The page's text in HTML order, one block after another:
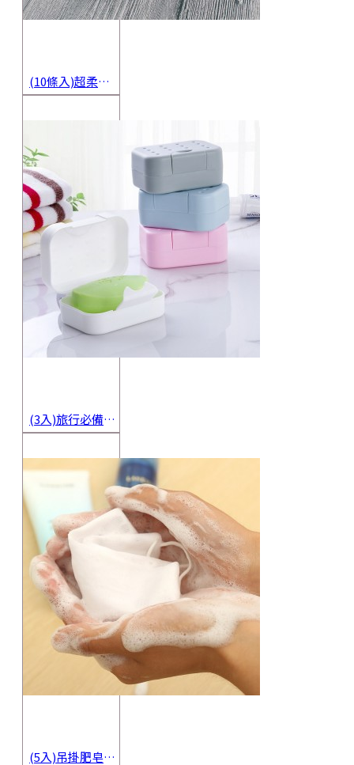
(10條入)超柔軟抹布 不沾油洗碗巾 多用途擦拭布
(3入)旅行必備密封香皂收納盒 方便攜帶防水海綿肥皂盒 香皂盒
(5入)吊掛肥皂起泡網 香皂起泡袋